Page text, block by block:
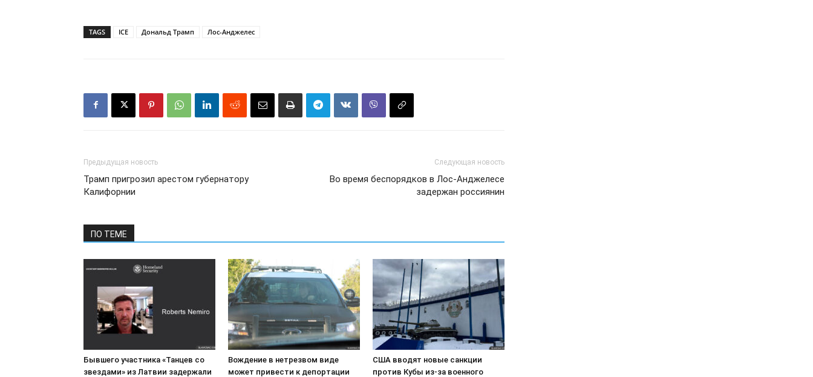
TAGS ICE Дональд Трамп Лос-Анджелес
Предыдущая новость
Трамп пригрозил арестом губернатору
Калифорнии
Следующая новость
Во время беспорядков в Лос-Анджелесе
задержан россиянин
ПО ТЕМЕ
Бывшего участника «Танцев со
звездами» из Латвии задержали
Вождение в нетрезвом виде
может привести к депортации
США вводят новые санкции
против Кубы из-за военного